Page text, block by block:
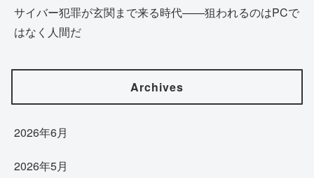
サイバー犯罪が玄関まで来る時代——狙われるのはPCで
はなく人間だ
Archives
2026年6月
2026年5月